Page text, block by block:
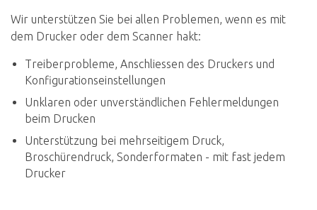
Wir unterstützen Sie bei allen Problemen, wenn es mit
dem Drucker oder dem Scanner hakt:
Treiberprobleme, Anschliessen des Druckers und
Konfigurationseinstellungen
Unklaren oder unverständlichen Fehlermeldungen
beim Drucken
Unterstützung bei mehrseitigem Druck,
Broschürendruck, Sonderformaten - mit fast jedem
Drucker